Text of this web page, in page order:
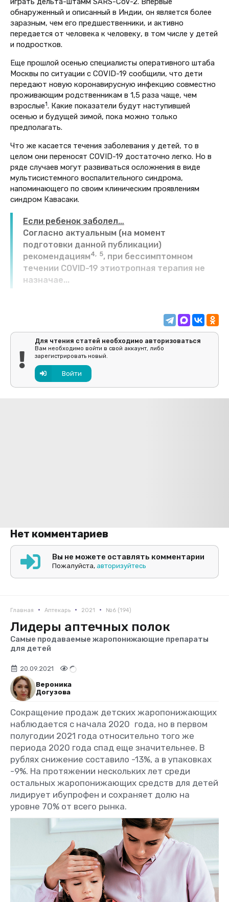
обнаруженный и описанный в Индии, он является более
заразным, чем его предшественники, и активно
передается от человека к человеку, в том числе у детей
и подростков.
Еще прошлой осенью специалисты оперативного штаба
Москвы по ситуации с COVID-19 сообщили, что дети
передают новую коронавирусную инфекцию совместно
проживающим родственникам в 1,5 раза чаще, чем
взрослые1. Какие показатели будут наступившей
осенью и будущей зимой, пока можно только
предполагать.
Что же касается течения заболевания у детей, то в
целом они переносят COVID-19 достаточно легко. Но в
ряде случаев могут развиваться осложнения в виде
мультисистемного воспалительного синдрома,
напоминающего по своим клиническим проявлениям
синдром Кавасаки.
Если ребенок заболел…
Согласно актуальным (на момент
подготовки данной публикации)
рекомендациям4, 5, при бессимптомном
течении COVID-19 этиотропная терапия не
назначае...
Для чтения статей необходимо авторизоваться
Вам необходимо войти в свой аккаунт, либо
зарегистрировать новый.
Войти
Нет комментариев
Вы не можете оставлять комментарии
Пожалуйста, авторизуйтесь
Главная • Аптекарь • 2021 • №6 (194)
Лидеры аптечных полок
Самые продаваемые жаропонижающие препараты
для детей
20.09.2021
Вероника
Догузова
Сокращение продаж детских жаропонижающих
наблюдается с начала 2020 года, но в первом
полугодии 2021 года относительно того же
периода 2020 года спад еще значительнее. В
рублях снижение составило -13%, а в упаковках
-9%. На протяжении нескольких лет среди
остальных жаропонижающих средств для детей
лидирует ибупрофен и сохраняет долю на
уровне 70% от всего рынка.